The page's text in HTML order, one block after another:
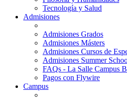
Tecnología y Salud
Admisiones
Admisiones Grados
Admisiones Másters
Admisiones Cursos de
Admisiones Summer
FAQs - La Salle Campus
Pagos con Flywire
Campus